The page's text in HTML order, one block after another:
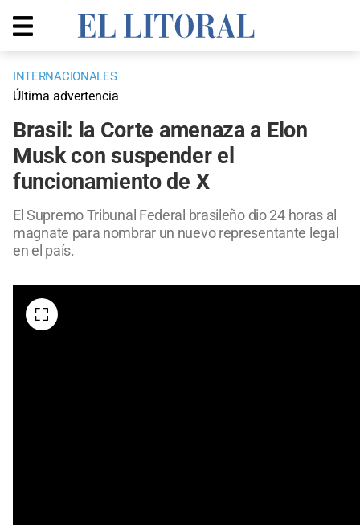
INTERNACIONALES
Última advertencia
Brasil: la Corte amenaza a Elon
Musk con suspender el
funcionamiento de X
El Supremo Tribunal Federal brasileño dio 24 horas al
magnate para nombrar un nuevo representante legal
en el país.